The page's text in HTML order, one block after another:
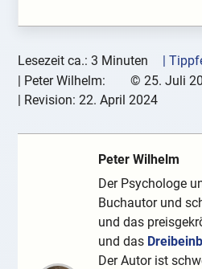
Lesezeit ca.: 3 Minuten
|
| Peter Wilhelm: © 25. Juli
| Revision:22. April 2024
Peter Wilhelm
Der Psychologe
Buchautor und
und das
und das
Der Autor ist